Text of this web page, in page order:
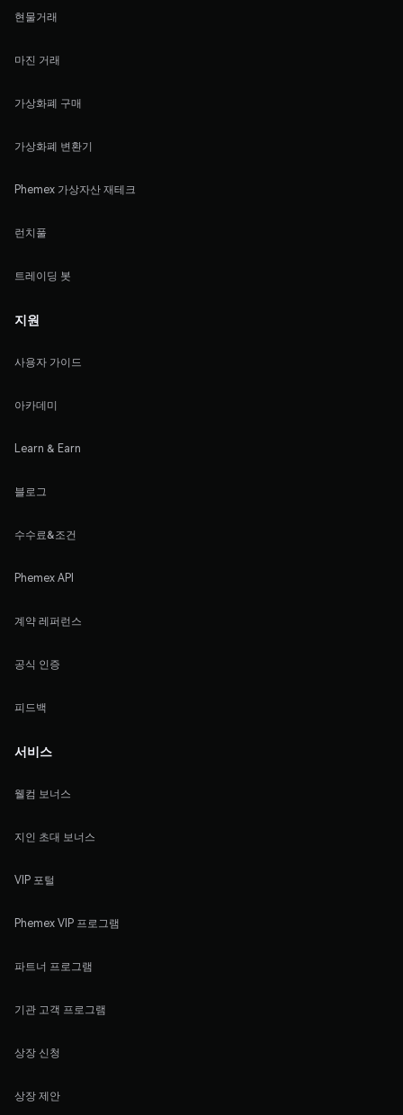
현물거래
마진 거래
가상화폐 구매
가상화폐 변환기
Phemex 가상자산 재테크
런치풀
트레이딩 봇
지원
사용자 가이드
아카데미
Learn & Earn
블로그
수수료&조건
Phemex API
계약 레퍼런스
공식 인증
피드백
서비스
웰컴 보너스
지인 초대 보너스
VIP 포털
Phemex VIP 프로그램
파트너 프로그램
기관 고객 프로그램
상장 신청
상장 제안